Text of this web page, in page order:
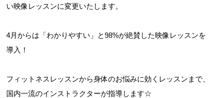
い映像レッスンに変更いたします。
4月からは「わかりやすい」と98%が絶賛した映像レッスンを
導入！
フィットネスレッスンから身体のお悩みに効くレッスンまで、
国内一流のインストラクターが指導します☆